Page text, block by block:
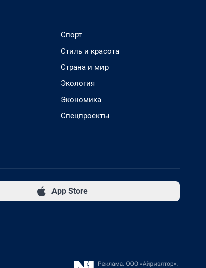
Спорт
Стиль и красота
Страна и мир
Экология
Экономика
Спецпроекты
App Store